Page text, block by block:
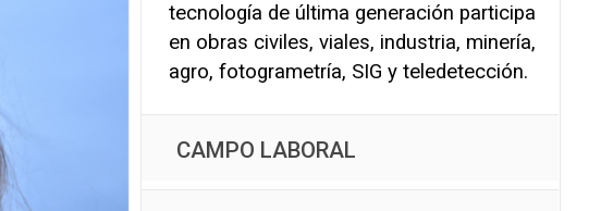
tecnología de última generación participa
en obras civiles, viales, industria, minería,
agro, fotogrametría, SIG y teledetección.
CAMPO LABORAL